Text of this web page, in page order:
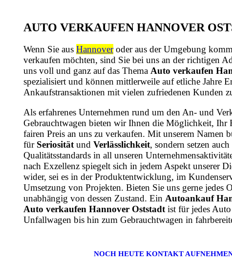
AUTO VERKAUFEN HANNOVER
Wenn Sie aus Hannoveroder aus der Umgebung
verkaufen möchten, sind Sie bei uns an der richtigen
uns voll und ganz auf das Thema Auto verkaufen
spezialisiert und können mittlerweile auf etliche Jahre
Ankaufstransaktionen mit vielen zufriedenen Kunden
Als erfahrenes Unternehmen rund um den An- und
Gebrauchtwagen bieten wir Ihnen die Möglichkeit, Ihr
fairen Preis an uns zu verkaufen. Mit unserem Namen
für Seriosität und Verlässlichkeit, sondern setzen
Qualitätsstandards in all unseren
nach Exzellenz spiegelt sich in jedem Aspekt unserer
wider, sei es in der Produktentwicklung, im
Umsetzung von Projekten. Bieten Sie uns gerne jedes
unabhängig von dessen Zustand. Ein Autoankauf
Auto verkaufen Hannover Oststadt ist für jedes
Unfallwagen bis hin zum Gebrauchtwagen in
NOCH HEUTE KONTAKT